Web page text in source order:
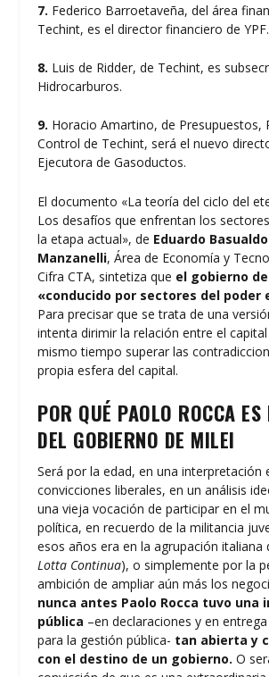
7. Federico Barroetaveña, del área
Techint, es el director financiero de YPF.
8. Luis de Ridder, de Techint, es
Hidrocarburos.
9. Horacio Amartino, de Presupuestos,
Control de Techint, será el nuevo
Ejecutora de Gasoductos.
El documento «La teoría del ciclo del
Los desafíos que enfrentan los
la etapa actual», de Eduardo
Manzanelli, Área de Economía y
Cifra CTA, sintetiza que el gobierno
«conducido por sectores del poder
Para precisar que se trata de una
intenta dirimir la relación entre el
mismo tiempo superar las
propia esfera del capital.
POR QUÉ PAOLO ROCCA
DEL GOBIERNO DE MILEI
Será por la edad, en una interpretación
convicciones liberales, en un análisis
una vieja vocación de participar en el
política, en recuerdo de la militancia
esos años era en la agrupación italiana
Lotta Continua), o simplemente por la
ambición de ampliar aún más los
nunca antes Paolo Rocca tuvo una
pública –en declaraciones y en
para la gestión pública- tan abierta y
con el destino de un gobierno.O